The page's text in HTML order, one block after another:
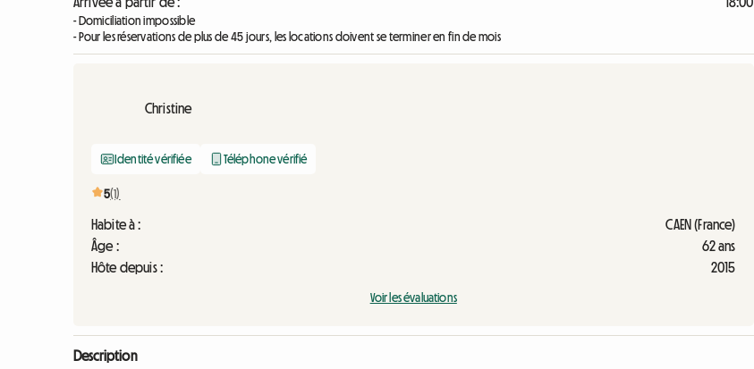
- Domiciliation impossible
- Pour les réservations de plus de 45 jours, les locations doivent se terminer en fin de mois
Christine
Identité vérifiée Téléphone vérifié
5(1)
Habite à :
CAEN (France)
Âge :
62 ans
Hôte depuis :
2015
Voir les évaluations
Description